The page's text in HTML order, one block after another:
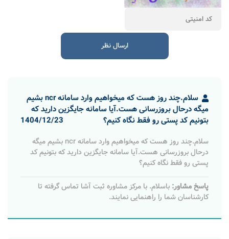
سلام.چند روز هست که میخواهیم‌ وارد سامانه ncr بشیم
میگه درحال بروزرسانی هست.آیا سامانه جایگزین دارید که
بتونیم کد پستی رو فقط نگاه کنیم؟
1404/12/23
سلام.چند روز هست که میخواهیم‌ وارد سامانه ncr بشیم میگه
درحال بروزرسانی هست.آیا سامانه جایگزین دارید که بتونیم کد
پستی رو فقط نگاه کنیم؟
پاسخ مشاور: باسلام. با مرکز مشاوره ثبت آشا تماس گرفته تا
کارشناسان شما را راهنمایی نمایند.